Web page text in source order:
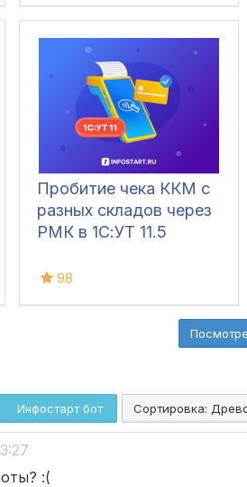
Пробитие чека ККМ с
разных складов через
РМК в 1С:УТ 11.5
98
Инфостарт бот Сортировка:
:(